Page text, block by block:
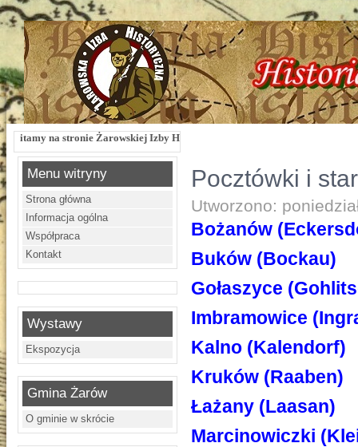
na stronie Żarowskiej Izby Historycznej !!! Żarowska Izba Historyczna, ul.
Menu witryny
Strona główna
Informacja ogólna
Współpraca
Kontakt
Wystawy
Ekspozycja
Gmina Żarów
O gminie w skrócie
Pocztówki i
Utworzono:
Bożanów
Buków (Bockau)
Gołaszyce
Imbramowice
Kalno (Kalendorf)
Kruków (Raaben)
Łażany (Laasan)
Marcinowiczki